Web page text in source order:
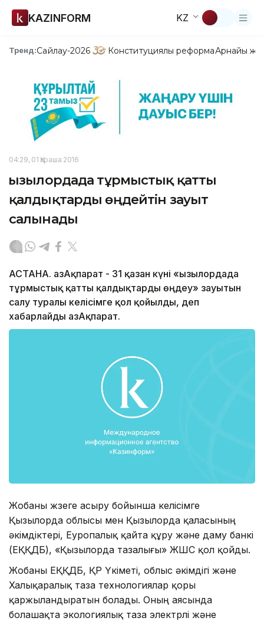
KAZINFORM KZ
Тренд:Сайлау-2026 Конституциялық реформаАрнайы
04:29, 01 Қараша 2016
Қызылордада тұрмыстық қатты
қалдықтарды өңдейтін зауыт
салынады
АСТАНА. ҚазАқпарат - 31 қазан күні «Қызылордада
тұрмыстық қатты қалдықтарды өңдеу» зауытын
салу туралы келісімге қол қойылды, деп
хабарлайды ҚазАқпарат.
Жобаны жүзеге асыру бойынша келісімге
Қызылорда облысы мен Қызылорда қаласының
әкімдіктері, Еуропалық қайта құру және даму банкі
(ЕҚҚДБ), «Қызылорда тазалығы» ЖШС қол қойды.
Жобаны ЕҚҚДБ, ҚР Үкіметі, облыс әкімдігі және
Халықаралық таза технологиялар қоры
қаржыландыратын болады. Оның аясында
болашақта экологиялық таза электрлі және